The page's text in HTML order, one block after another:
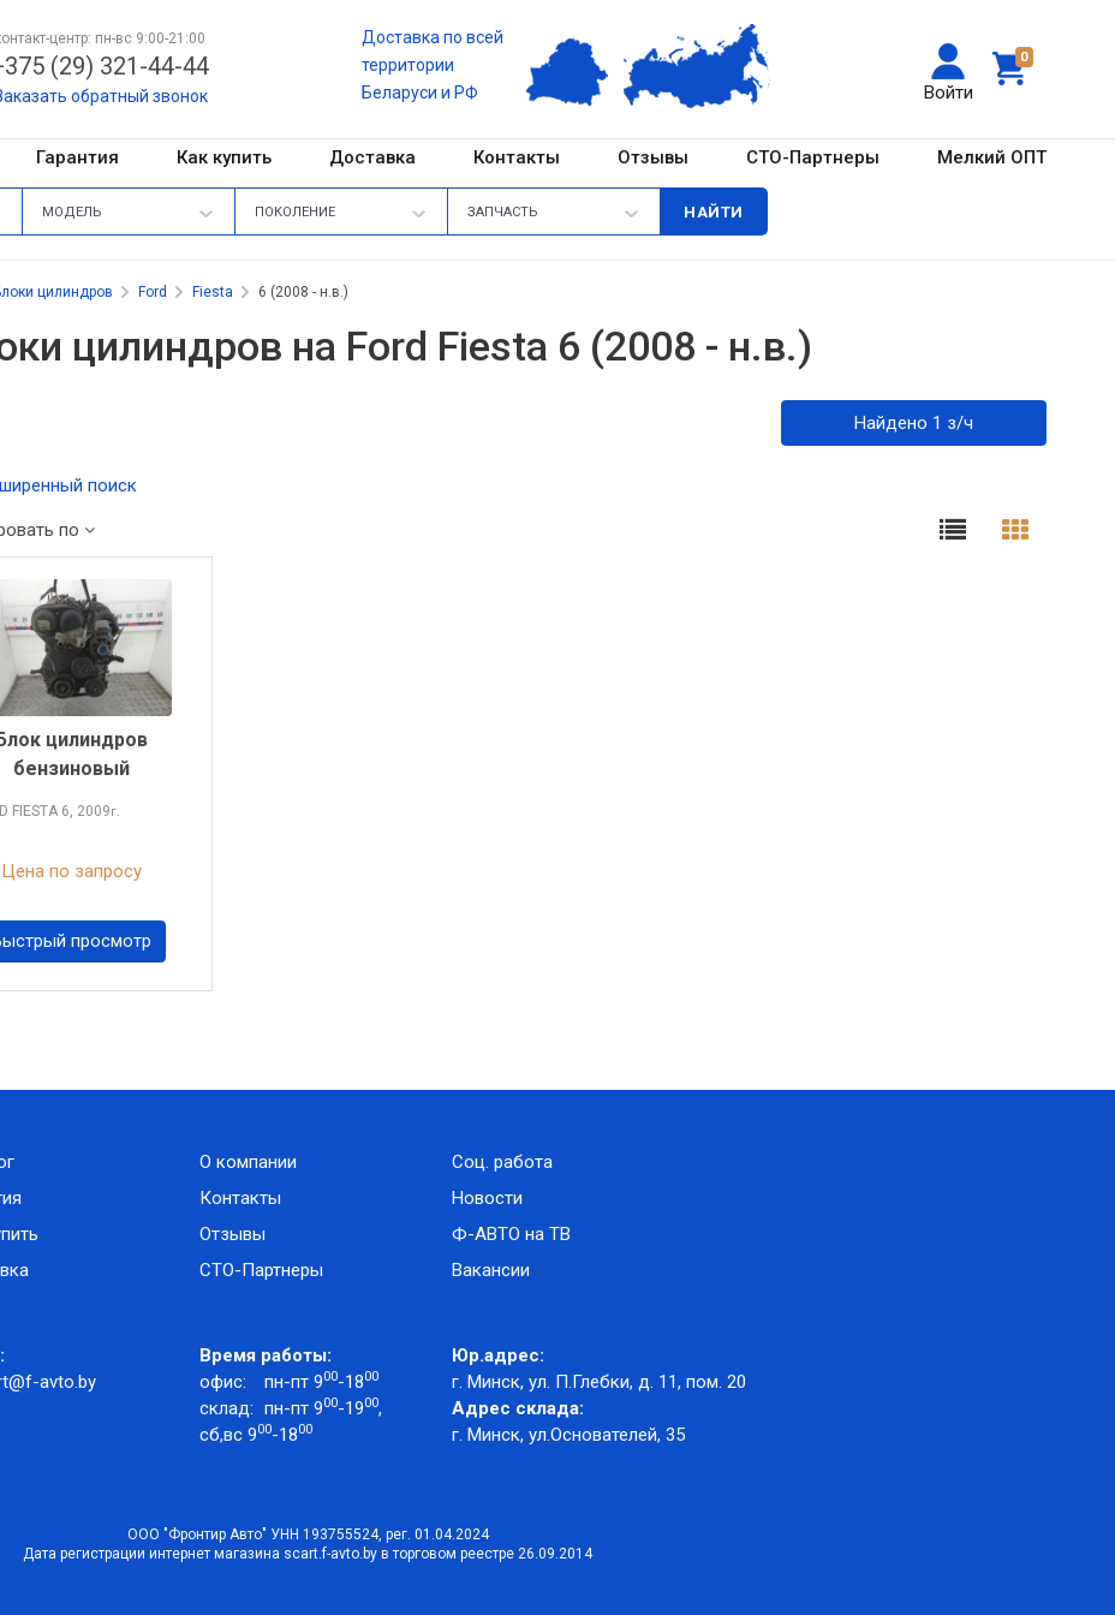
0
Войти
центр: пн-вс 9:00-21:00
(29) 321-44-44
обратный звонок
Доставка по всей
территории
Беларуси и РФ
Гарантия Как купить Доставка Контакты Отзывы СТО-Партнеры Мелкий ОПТ
МОДЕЛЬ ПОКОЛЕНИЕ ЗАПЧАСТЬ
цилиндров Ford Fiesta 6 (2008 - н.в.)
цилиндров на Ford Fiesta 6 (2008 - н.в.)
Найдено 1 з/ч
поиск
по
цилиндров
бензиновый
FIESTA 6, 2009г.
Цена по запросу
просмотр
О компании
Контакты
Отзывы
СТО-Партнеры
Соц. работа
Новости
Ф-АВТО на ТВ
Вакансии
avto.by
Время работы:
офис:
пн-пт 900-1800
склад: пн-пт 900-1900,
сб,вс 900-1800
Юр.адрес:
г. Минск, ул. П.Глебки, д. 11, пом. 20
Адрес склада:
г. Минск, ул.Основателей, 35
ООО "Фронтир Авто" УНН 193755524, рег. 01.04.2024
Дата регистрации интернет магазина scart.f-avto.by в торговом реестре 26.09.2014